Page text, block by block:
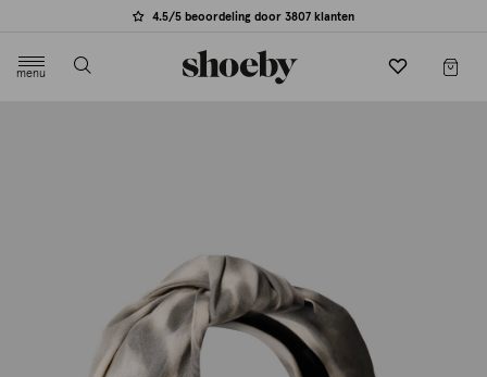
4.5/5 beoordeling door 3807 klanten
menu